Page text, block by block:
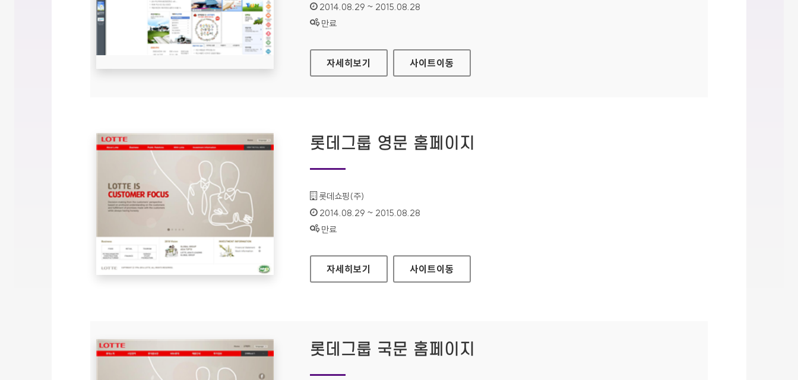
인증기간 :
2014.08.29 ~ 2015.08.28
상태 :
만료
부산문화관광 홈페이지
자세히보기 사이트이동
롯데그룹 영문 홈페이지
기관명 :
롯데쇼핑(주)
인증기간 :
2014.08.29 ~ 2015.08.28
상태 :
만료
롯데그룹 영문 홈페이지
자세히보기 사이트이동
롯데그룹 국문 홈페이지